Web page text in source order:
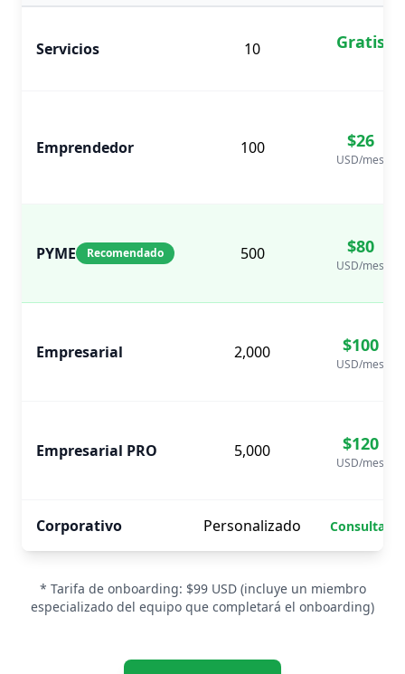
Servicios 10 Gratis
Emprendedor 100 $26
USD/mes
PYME Recomendado 500 $80
USD/mes
Empresarial 2,000 $100
USD/mes
Empresarial PRO 5,000 $120
USD/mes
Corporativo Personalizado Consultar
* Tarifa de onboarding: $99 USD(incluye un miembro
especializado del equipo que completará el onboarding)